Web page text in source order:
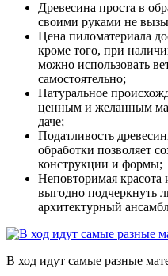
Древесина проста в
своими руками не
Цена пиломатериала
кроме того, при
можно использовать
самостоятельно;
Натуральное
ценным и желанным
даче;
Податливость
обработки позволяет
конструкции и формы;
Неповторимая красота
выгодно подчеркнуть
архитектурный
В ход идут самые разные